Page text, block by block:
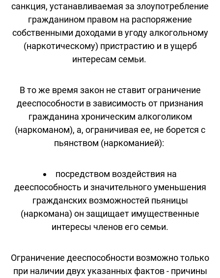
санкция, устанавливаемая за злоупотребление
гражданином правом на распоряжение
собственными доходами в угоду алкогольному
(наркотическому) пристрастию и в ущерб
интересам семьи.
В то же время закон не ставит ограничение
дееспособности в зависимость от признания
гражданина хроническим алкоголиком
(наркоманом), а, ограничивая ее, не борется с
пьянством (наркоманией):
посредством воздействия на
дееспособность и значительного уменьшения
гражданских возможностей пьяницы
(наркомана) он защищает имущественные
интересы членов его семьи.
Ограничение дееспособности возможно только
при наличии двух указанных фактов - причины